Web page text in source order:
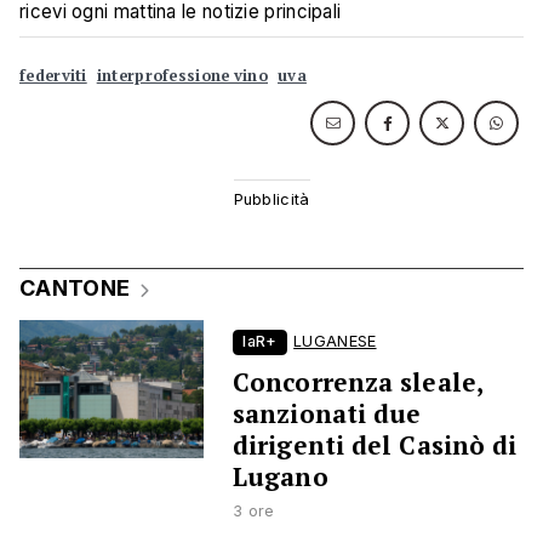
ricevi ogni mattina le notizie principali
federviti interprofessione vino uva
CANTONE
laR+ LUGANESE
Concorrenza sleale,
sanzionati due
dirigenti del Casinò di
Lugano
3 ore